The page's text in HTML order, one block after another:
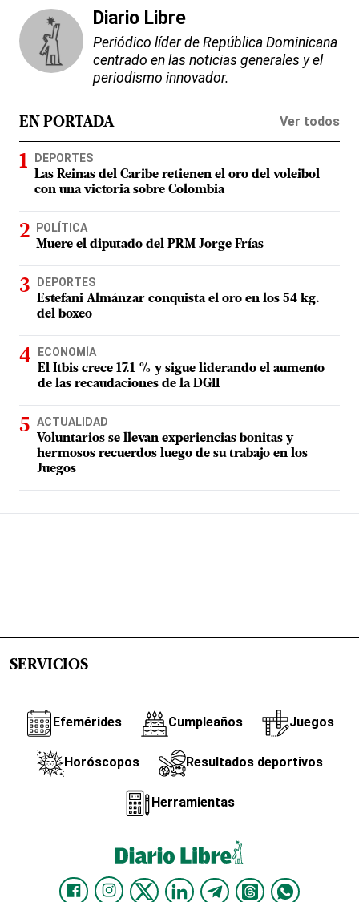
Diario Libre
Periódico líder de República Dominicana
centrado en las noticias generales y el
periodismo innovador.
EN PORTADA Ver todos
DEPORTES
Las Reinas del Caribe retienen el oro del voleibol
con una victoria sobre Colombia
POLÍTICA
Muere el diputado del PRM Jorge Frías
DEPORTES
Estefani Almánzar conquista el oro en los 54 kg.
del boxeo
ECONOMÍA
El Itbis crece 17.1 % y sigue liderando el aumento
de las recaudaciones de la DGII
ACTUALIDAD
Voluntarios se llevan experiencias bonitas y
hermosos recuerdos luego de su trabajo en los
Juegos
SERVICIOS
Efemérides Cumpleaños Juegos
Horóscopos Resultados deportivos
Herramientas